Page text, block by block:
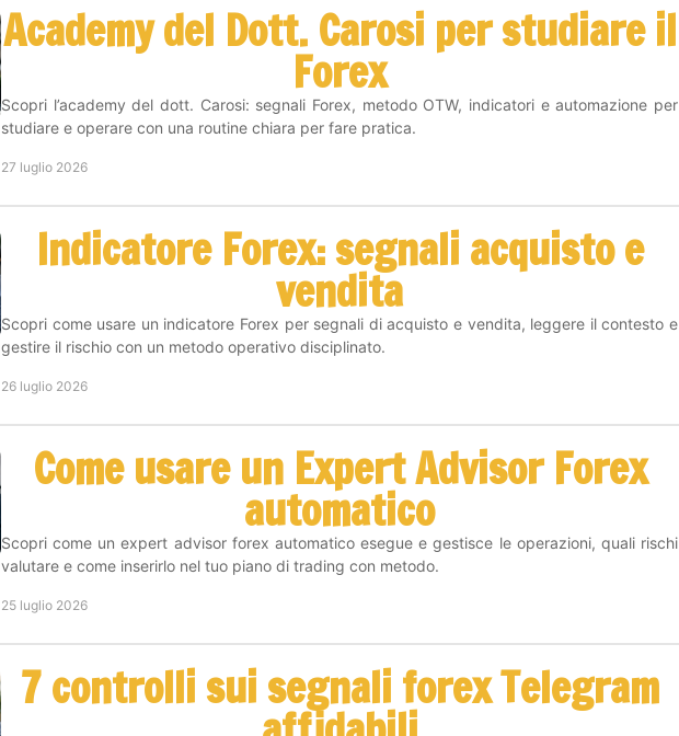
Academy del Dott. Carosi per studiare il
Forex
Scopri l’academy del dott. Carosi: segnali Forex, metodo OTW, indicatori e automazione per
studiare e operare con una routine chiara per fare pratica.
27 luglio 2026
Indicatore Forex: segnali acquisto e
vendita
Scopri come usare un indicatore Forex per segnali di acquisto e vendita, leggere il contesto e
gestire il rischio con un metodo operativo disciplinato.
26 luglio 2026
Come usare un Expert Advisor Forex
automatico
Scopri come un expert advisor forex automatico esegue e gestisce le operazioni, quali rischi
valutare e come inserirlo nel tuo piano di trading con metodo.
25 luglio 2026
7 controlli sui segnali forex Telegram